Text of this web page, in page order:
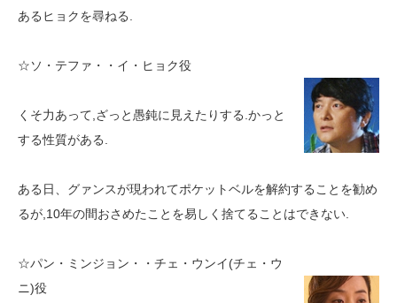
あるヒョクを尋ねる.
☆ソ・テファ・・イ・ヒョク役
くそ力あって,ざっと愚鈍に見えたりする.かっと
する性質がある.
ある日、グァンスが現われてポケットベルを解約することを勧め
るが,10年の間おさめたことを易しく捨てることはできない.
☆パン・ミンジョン・・チェ・ウンイ(チェ・ウ
ニ)役